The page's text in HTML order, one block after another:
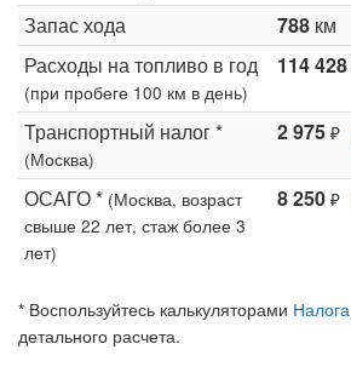
Запас хода 788 км
Расходы на топливо в год
(при пробеге 100 км в день)
114 428
Транспортный налог *
(Москва)
2 975 ₽
ОСАГО * (Москва, возраст
свыше 22 лет, стаж более 3
лет)
8 250 ₽
* Воспользуйтесь калькуляторами Налога
детального расчета.